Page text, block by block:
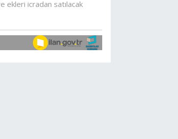
Kayseri Talas'ta
Genel
23:48 .